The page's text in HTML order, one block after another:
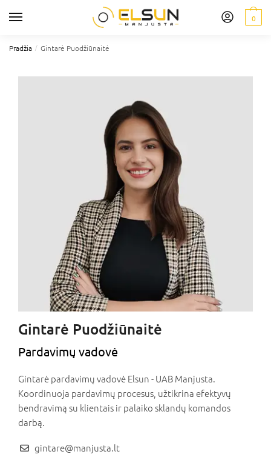
0
Pradžia / Gintarė Puodžiūnaitė
Gintarė Puodžiūnaitė
Pardavimų vadovė
Gintarė pardavimų vadovė Elsun - UAB Manjusta.
Koordinuoja pardavimų procesus, užtikrina efektyvų
bendravimą su klientais ir palaiko sklandų komandos
darbą.
gintare@manjusta.lt